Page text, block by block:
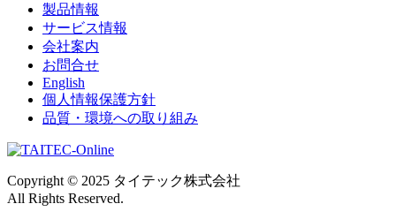
製品情報
サービス情報
会社案内
お問合せ
English
個人情報保護方針
品質・環境への取り組み
Copyright © 2025 タイテック株式会社
All Rights Reserved.